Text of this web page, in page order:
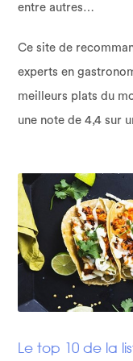
entre autres…
Ce site de
experts en
meilleurs plats du
une note de 4,4 sur
Le top 10 de la